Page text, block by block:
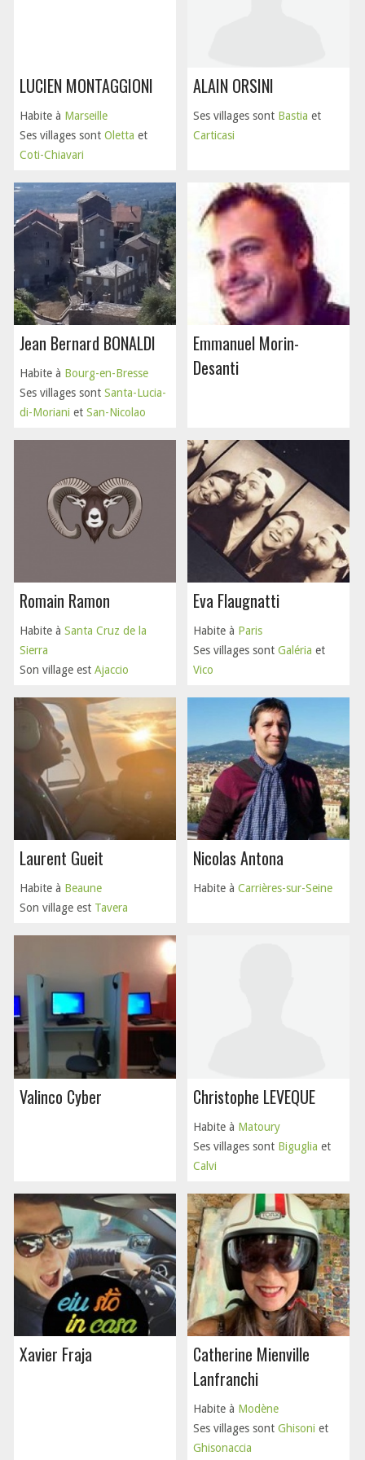
LUCIEN MONTAGGIONI
Habite à Marseille
Ses villages sont Oletta et
Coti-Chiavari
ALAIN ORSINI
Ses villages sont Bastia et
Carticasi
Jean Bernard BONALDI
Habite à Bourg-en-Bresse
Ses villages sont Santa-Lucia-
di-Moriani et San-Nicolao
Emmanuel Morin-
Desanti
Romain Ramon
Habite à Santa Cruz de la
Sierra
Son village est Ajaccio
Eva Flaugnatti
Habite à Paris
Ses villages sont Galéria et
Vico
Laurent Gueit
Habite à Beaune
Son village est Tavera
Nicolas Antona
Habite à Carrières-sur-Seine
Valinco Cyber Christophe LEVEQUE
Habite à Matoury
Ses villages sont Biguglia et
Calvi
Xavier Fraja
Catherine Mienville
Lanfranchi
Habite à Modène
Ses villages sont Ghisoni et
Ghisonaccia